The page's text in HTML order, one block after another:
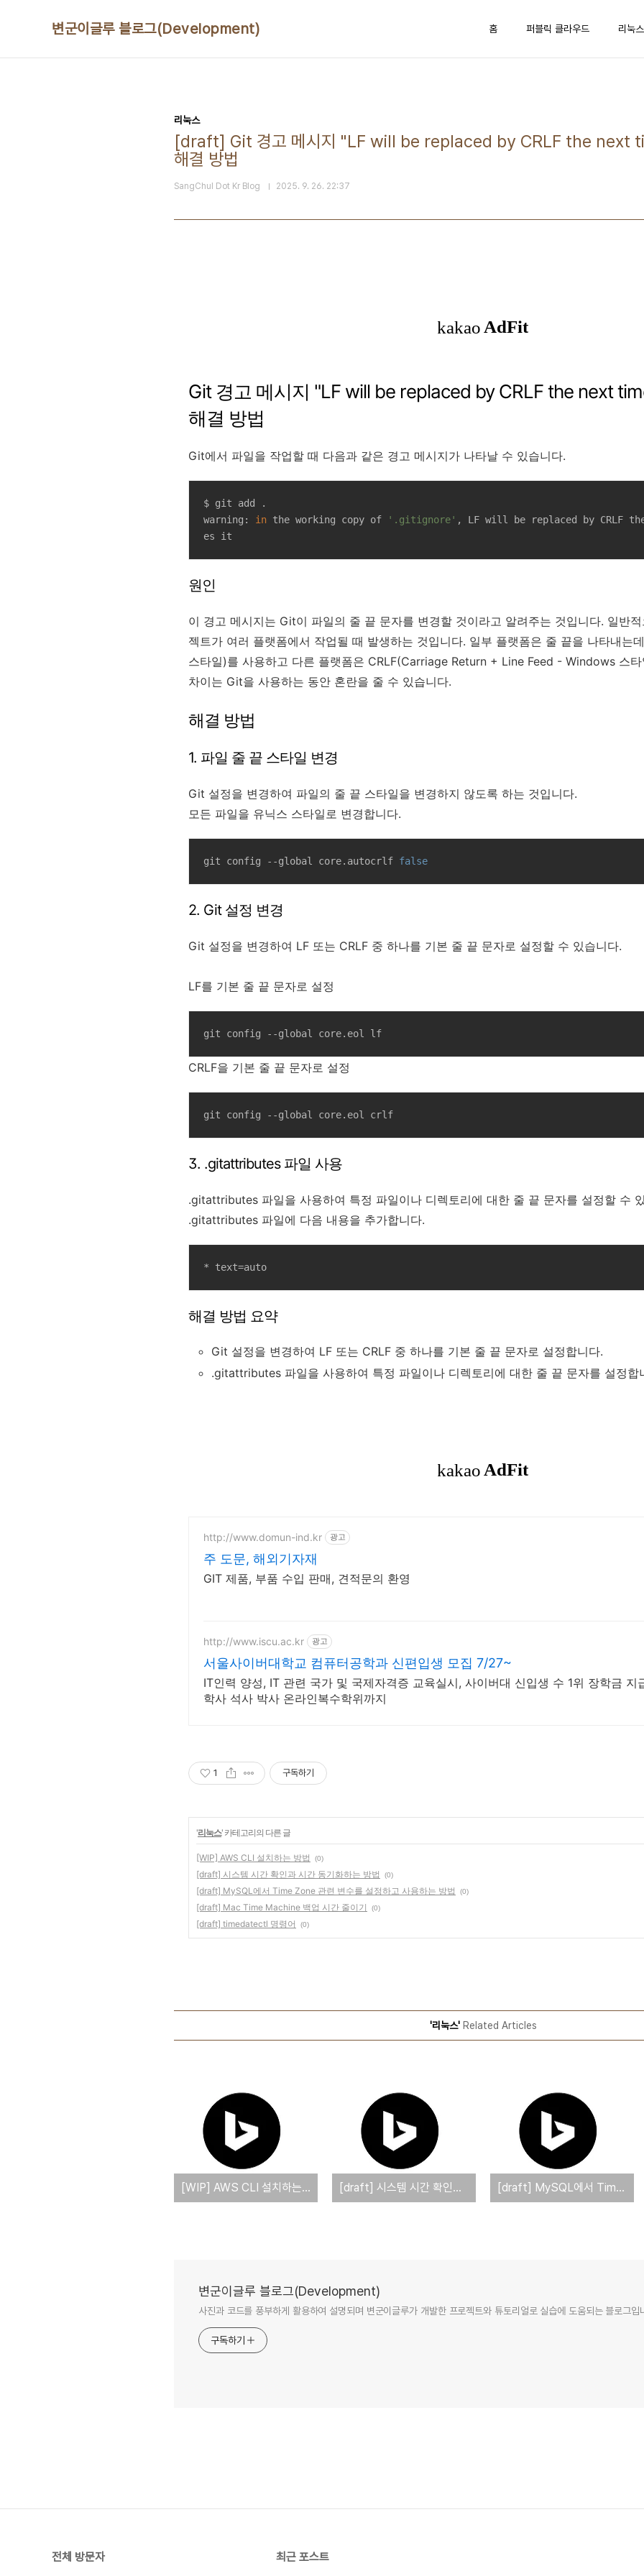
변군이글루 블로그(Development) 홈 퍼블릭 클라우드 리눅스
리눅스
[draft] Git 경고 메시지 "LF will be replaced by CRLF the next
해결 방법
SangChul Dot Kr Blog 2025. 9. 26. 22:37
Git 경고 메시지 "LF will be replaced by CRLF the next
해결 방법
Git에서 파일을 작업할 때 다음과 같은 경고 메시지가 나타날 수 있습니다.
$ git add .
warning: in the working copy of '.gitignore' , LF will be replaced by CRLF
es it
원인
이 경고 메시지는 Git이 파일의 줄 끝 문자를 변경할 것이라고 알려주는 것입니다. 일반
젝트가 여러 플랫폼에서 작업될 때 발생하는 것입니다. 일부 플랫폼은 줄 끝을 나타내는
스타일)를 사용하고 다른 플랫폼은 CRLF(Carriage Return + Line Feed - Windows 스
차이는 Git을 사용하는 동안 혼란을 줄 수 있습니다.
해결 방법
1. 파일 줄 끝 스타일 변경
Git 설정을 변경하여 파일의 줄 끝 스타일을 변경하지 않도록 하는 것입니다.
모든 파일을 유닉스 스타일로 변경합니다.
git config --global core.autocrlf false
2. Git 설정 변경
Git 설정을 변경하여 LF 또는 CRLF 중 하나를 기본 줄 끝 문자로 설정할 수 있습니다.
LF를 기본 줄 끝 문자로 설정
git config --global core.eol lf
CRLF을 기본 줄 끝 문자로 설정
git config --global core.eol crlf
3. .gitattributes 파일 사용
.gitattributes 파일을 사용하여 특정 파일이나 디렉토리에 대한 줄 끝 문자를 설정할 수
.gitattributes 파일에 다음 내용을 추가합니다.
* text=auto
해결 방법 요약
Git 설정을 변경하여 LF 또는 CRLF 중 하나를 기본 줄 끝 문자로 설정합니다.
.gitattributes 파일을 사용하여 특정 파일이나 디렉토리에 대한 줄 끝 문자를 설정합
http://www.domun-ind.kr 광고
주 도문, 해외기자재
GIT 제품, 부품 수입 판매, 견적문의 환영
http://www.iscu.ac.kr 광고
서울사이버대학교 컴퓨터공학과 신편입생 모집 7/27~
IT인력 양성, IT 관련 국가 및 국제자격증 교육실시, 사이버대 신입생 수 1위 장학금 지
학사 석사 박사 온라인복수학위까지
1 구독하기
'리눅스' 카테고리의 다른 글
[WIP] AWS CLI 설치하는 방법 (0)
[draft] 시스템 시간 확인과 시간 동기화하는 방법 (0)
[draft] MySQL에서 Time Zone 관련 변수를 설정하고 사용하는 방법 (0)
[draft] Mac Time Machine 백업 시간 줄이기 (0)
[draft] timedatectl 명령어 (0)
'리눅스'Related Articles
[WIP] AWS CLI 설치하는 방법 [draft] 시스템 시간 확인과 시간 동기화하는 방법 [draft] MySQL에서 Time Zone 관련 변수를 설정하고 사용하는 방법
변군이글루 블로그(Development)
사진과 코드를 풍부하게 활용하여 설명되며 변군이글루가 개발한 프로젝트와 튜토리얼로 실습에 도움되는 블로그입
구독하기
전체 방문자 최근 포스트